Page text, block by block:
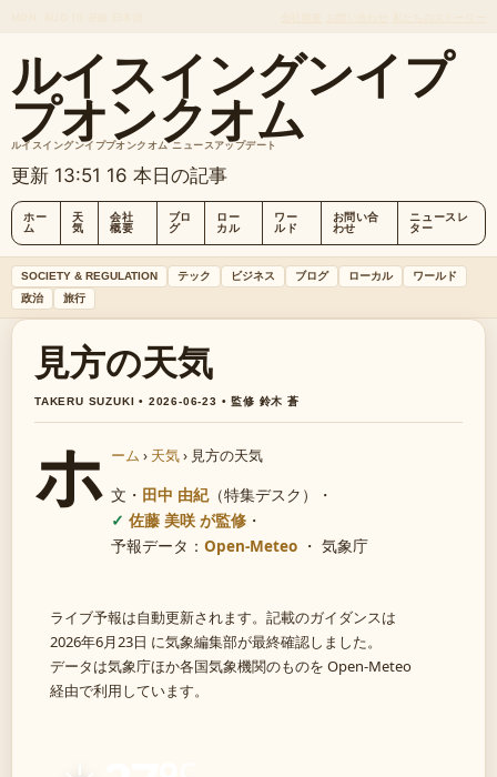
ルイスイングンイプ
プオンクオム
ルイスイングンイププオンクオム ニュースアップデート
更新 13:51 16 本日の記事
ホー
ム
天
気
会社
概要
ブロ
グ
ロー
カル
ワー
ルド
お問い合
わせ
ニュースレ
ター
SOCIETY & REGULATION テック ビジネス ブログ ローカル
ワールド
政治
旅行
見方の天気
TAKERU SUZUKI • 2026-06-23 • 監修 鈴木 蒼
ホ ーム › 天気› 見方の天気
文・ 田中 由紀（特集デスク）
・
佐藤 美咲 が監修 ・
予報データ： Open-Meteo ・ 気象庁
ライブ予報は自動更新されます。記載のガイダンスは
2026年6月23日 に気象編集部が最終確認しました。
データは気象庁ほか各国気象機関のものを Open-Meteo
経由で利用しています。